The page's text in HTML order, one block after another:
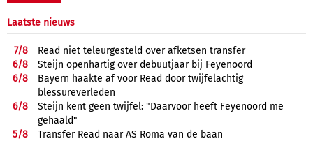
Laatste nieuws
7/8
Read niet teleurgesteld over afketsen transfer
6/8
Steijn openhartig over debuutjaar bij Feyenoord
6/8
Bayern haakte af voor Read door twijfelachtig
blessureverleden
6/8
Steijn kent geen twijfel: "Daarvoor heeft Feyenoord me
gehaald"
5/8
Transfer Read naar AS Roma van de baan